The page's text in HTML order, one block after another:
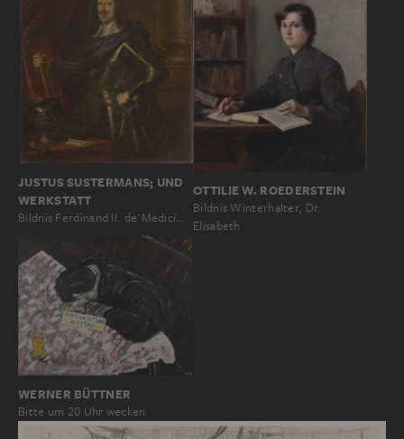
JUSTUS SUSTERMANS; UND
WERKSTATT
Bildnis Ferdinand II. de'Medici…
OTTILIE W. ROEDERSTEIN
Bildnis Winterhalter, Dr.
Elisabeth
WERNER BÜTTNER
Bitte um 20 Uhr wecken